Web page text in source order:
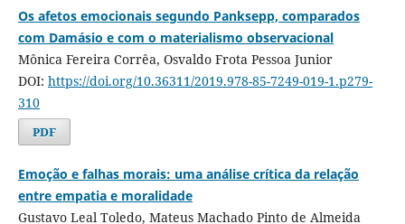
Os afetos emocionais segundo Panksepp, comparados
com Damásio e com o materialismo observacional
Mônica Fereira Corrêa, Osvaldo Frota Pessoa Junior
DOI: https://doi.org/10.36311/2019.978-85-7249-019-1.p279-
310
PDF
Emoção e falhas morais: uma análise crítica da relação
entre empatia e moralidade
Gustavo Leal Toledo, Mateus Machado Pinto de Almeida